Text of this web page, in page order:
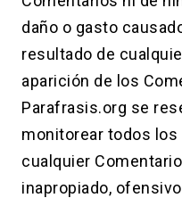
daño o gasto
resultado de
aparición de los
Parafrasis.org se
monitorear todos
cualquier
inapropiado,